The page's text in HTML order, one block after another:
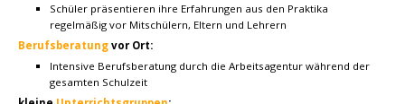
Schüler präsentieren ihre Erfahrungen aus den Praktika
regelmäßig vor Mitschülern, Eltern und Lehrern
Berufsberatung vor Ort:
Intensive Berufsberatung durch die Arbeitsagentur während der
gesamten Schulzeit